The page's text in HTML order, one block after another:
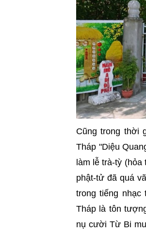
Cũng trong thời
Tháp "Diệu
làm lễ trà-tỳ (hỏa
phật-tử đã quá
trong tiếng nhạc
Tháp là tôn
nụ cười Từ Bi